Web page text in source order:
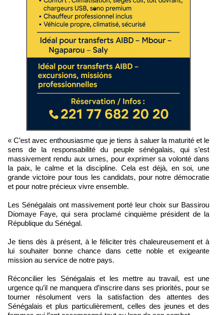
« C’est avec enthousiasme que je tiens à saluer la maturité et le
sens de la responsabilité du peuple sénégalais, qui s’est
massivement rendu aux urnes, pour exprimer sa volonté dans
la paix, le calme et la discipline. Cela est déjà, en soi, une
grande victoire pour tous les candidats, pour notre démocratie
et pour notre précieux vivre ensemble.
Les Sénégalais ont massivement porté leur choix sur Bassirou
Diomaye Faye, qui sera proclamé cinquième président de la
République du Sénégal.
Je tiens dès à présent, à le féliciter très chaleureusement et à
lui souhaiter bonne chance dans cette noble et exigeante
mission au service de notre pays.
Réconcilier les Sénégalais et les mettre au travail, est une
urgence qu’il ne manquera d’inscrire dans ses priorités, pour se
tourner résolument vers la satisfaction des attentes des
Sénégalais et plus particulièrement, celles des jeunes et des